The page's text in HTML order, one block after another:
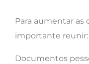
Para aumentar as
importante reunir:
Documentos